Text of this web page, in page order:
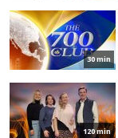
30 min
120 min